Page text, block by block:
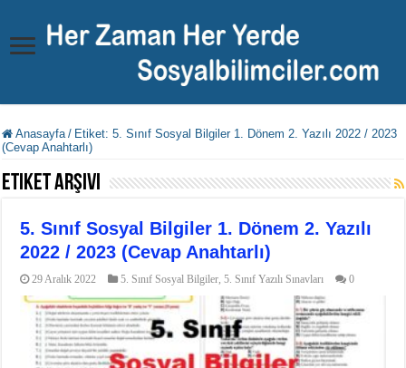
Anasayfa / Etiket:5. Sınıf Sosyal Bilgiler 1. Dönem 2. Yazılı 2022 / 2023
(Cevap Anahtarlı)
Etiket Arşivi
5. Sınıf Sosyal Bilgiler 1. Dönem 2. Yazılı
2022 / 2023 (Cevap Anahtarlı)
29 Aralık 2022 5. Sınıf Sosyal Bilgiler ,5. Sınıf Yazılı Sınavları 0